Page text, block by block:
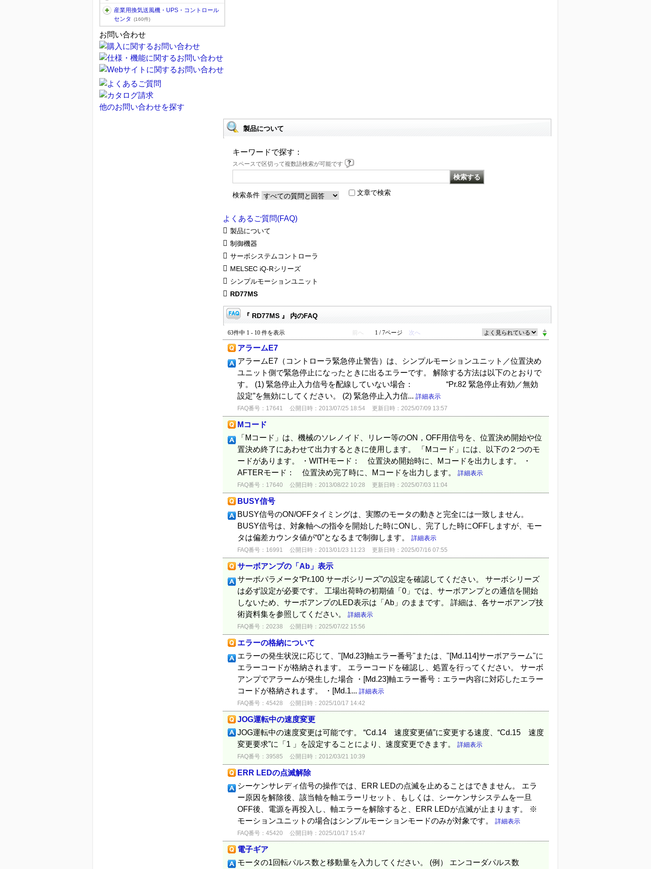
産業用換気送風機・UPS・コントロール
センタ
(160件)
お問い合わせ
他のお問い合わせを探す
製品について
キーワードで探す：
スペースで区切って複数語検索が可能です
検索条件 文章で検索
よくあるご質問(FAQ)
製品について
制御機器
サーボシステムコントローラ
MELSEC iQ-Rシリーズ
シンプルモーションユニット
RD77MS
『 RD77MS 』 内のFAQ
63件中 1 - 10 件を表示 前へ 1 / 7ページ 次へ
アラームE7
アラームE7（コントローラ緊急停止警告）は、シンプルモーションユニット／位置決め
ユニット側で緊急停止になったときに出るエラーです。 解除する方法は以下のとおりで
す。 (1) 緊急停止入力信号を配線していない場合： “Pr.82 緊急停止有効／無効
設定”を無効にしてください。 (2) 緊急停止入力信... 詳細表示
FAQ番号：17641 公開日時：2013/07/25 18:54 更新日時：2025/07/09 13:57
Mコード
「Mコード」は、機械のソレノイド、リレー等のON，OFF用信号を、位置決め開始や位
置決め終了にあわせて出力するときに使用します。 「Mコード」には、以下の２つのモ
ードがあります。 ・WITHモード： 位置決め開始時に、Mコードを出力します。 ・
AFTERモード： 位置決め完了時に、Mコードを出力します。 詳細表示
FAQ番号：17640 公開日時：2013/08/22 10:28 更新日時：2025/07/03 11:04
BUSY信号
BUSY信号のON/OFFタイミングは、実際のモータの動きと完全には一致しません。
BUSY信号は、対象軸への指令を開始した時にONし、完了した時にOFFしますが、モー
タは偏差カウンタ値が“0”となるまで制御します。 詳細表示
FAQ番号：16991 公開日時：2013/01/23 11:23 更新日時：2025/07/16 07:55
サーボアンプの「Ab」表示
サーボパラメータ“Pr.100 サーボシリーズ”の設定を確認してください。 サーボシリーズ
は必ず設定が必要です。 工場出荷時の初期値「0」では、サーボアンプとの通信を開始
しないため、サーボアンプのLED表示は「Ab」のままです。 詳細は、各サーボアンプ技
術資料集を参照してください。 詳細表示
FAQ番号：20238 公開日時：2025/07/22 15:56
エラーの格納について
エラーの発生状況に応じて、"[Md.23]軸エラー番号"または、"[Md.114]サーボアラーム"に
エラーコードが格納されます。 エラーコードを確認し、処置を行ってください。 サーボ
アンプでアラームが発生した場合 ・[Md.23]軸エラー番号：エラー内容に対応したエラー
コードが格納されます。 ・[Md.1... 詳細表示
FAQ番号：45428 公開日時：2025/10/17 14:42
JOG運転中の速度変更
JOG運転中の速度変更は可能です。 “Cd.14 速度変更値”に変更する速度、“Cd.15 速度
変更要求”に「1 」を設定することにより、速度変更できます。 詳細表示
FAQ番号：39585 公開日時：2012/03/21 10:39
ERR LEDの点滅解除
シーケンサレディ信号の操作では、ERR LEDの点滅を止めることはできません。 エラ
ー原因を解除後、該当軸を軸エラーリセット、もしくは、シーケンサシステムを一旦
OFF後、電源を再投入し、軸エラーを解除すると、ERR LEDが点滅が止まります。 ※
モーションユニットの場合はシンプルモーションモードのみが対象です。 詳細表示
FAQ番号：45420 公開日時：2025/10/17 15:47
電子ギア
モータの1回転パルス数と移動量を入力してください。 (例） エンコーダパルス数